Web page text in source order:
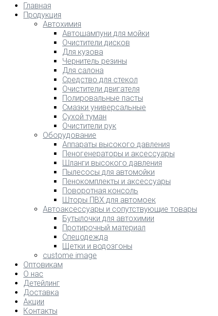
Главная
Продукция
Автохимия
Автошампуни для мойки
Очистители дисков
Для кузова
Чернитель резины
Для салона
Средство для стекол
Очистители двигателя
Полировальные пасты
Смазки универсальные
Сухой туман
Очистители рук
Оборудование
Аппараты высокого давления
Пеногенераторы и аксессуары
Шланги высокого давления
Пылесосы для автомойки
Пенокомплекты и аксессуары
Поворотная консоль
Шторы ПВХ для автомоек
Автоаксессуары и сопутствующие товары
Бутылочки для автохимии
Протирочный материал
Спецодежда
Щетки и водозгоны
custome image
Оптовикам
О нас
Детейлинг
Доставка
Акции
Контакты